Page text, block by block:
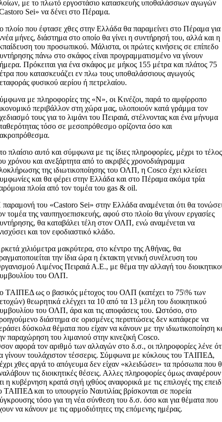
με το πλωτό εργοστάσιο κατασκευής υποθαλάσσιων αγωγών
Sei» να δένει στο Πέραμα.
πλοίο που έφτασε χθες στην Ελλάδα θα παραμείνει στο Πέραμα για
μήνες, διάστημα στο οποίο θα γίνει η συντήρησή του, αλλά και η
του προσωπικού. Μάλιστα, οι πρώτες κινήσεις σε επίπεδο
πάνω στο σκάφος είναι προγραμματισμένο να γίνουν
Πρόκειται για ένα σκάφος με μήκος 155 μέτρα και πλάτος 75
που κατασκευάζει εν πλω τους υποθαλάσσιους αγωγούς
φυσικού αερίου ή πετρελαίου.
με πληροφορίες της «Ν», οι Κινέζοι, παρά το αμφίρροπο
περιβάλλον στη χώρα μας, υλοποιούν κατά γράμμα τον
τους για το λιμάνι του Πειραιά, στέλνοντας και ένα μήνυμα
τόσο σε μεσοπρόθεσμο ορίζοντα όσο και
πλαίσιο αυτό και σύμφωνα με τις ίδιες πληροφορίες, μέχρι το τέλος
χρόνου και ανεξάρτητα από το ακριβές χρονοδιάγραμμα
της ιδιωτικοποίησης του ΟΛΠ, η Cosco έχει κλείσει
και θα φέρει στην Ελλάδα και στο Πέραμα ακόμα τρία
πλοία από τον τομέα του gas & oil.
του «Castoro Sei» στην Ελλάδα αναμένεται ότι θα
τομέα της ναυπηγοεπισκευής, αφού στο πλοίο θα γίνουν εργασίες
θα καταβάλει τέλη στον ΟΛΠ, ενώ αναμένεται να
και τον εφοδιαστικό κλάδο.
χιλιόμετρα μακρύτερα, στο κέντρο της Αθήνας, θα
την ίδια ώρα η έκτακτη γενική συνέλευση του
Λιμένος Πειραιά Α.Ε., με θέμα την αλλαγή του
του ΟΛΠ.
ΤΑΙΠΕΔ ως ο βασικός μέτοχος του ΟΛΠ (κατέχει το 75\% των
θεωρητικά ελέγχει τα 10 από τα 13 μέλη του διοικητικού
του ΟΛΠ, άρα και τις αποφάσεις του. Ωστόσο, στο
διάστημα σε ορισμένες περιπτώσεις δεν κατάφερε να
δύσκολα θέματα που είχαν να κάνουν με την ιδιωτικοποίηση
παραχώρηση του λιμανιού στην κινεζική Cosco.
αφορά τον αριθμό των αλλαγών στο δ.σ., οι πληροφορίες λένε
γίνουν τουλάχιστον τέσσερις. Σύμφωνα με κύκλους του ΤΑΙΠΕΔ,
χθες αργά το απόγευμα δεν είχαν «κλειδώσει» τα πρόσωπα που
τις διοικητικές θέσεις. Αλλες πληροφορίες όμως αναφέρουν
η κυβέρνηση κρατά σιγή ιχθύος αναφορικά με τις επιλογές της
ΤΑΙΠΕΔ και το υπουργείο Ναυτιλίας βρίσκονται σε πορεία
τόσο για τη νέα σύνθεση του δ.σ. όσο και για θέματα που
να κάνουν με τις αρμοδιότητες της επόμενης ημέρας.